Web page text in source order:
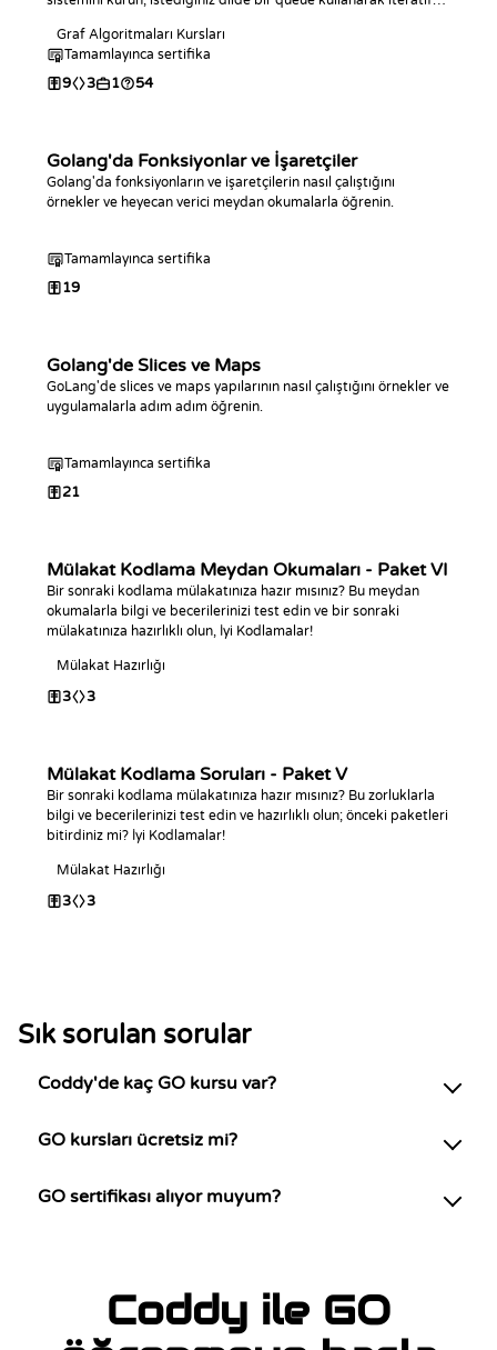
mesafelerini bulmak için kullanın.
Graf Algoritmaları Kursları
Tamamlayınca sertifika
9 3 1 54
Golang'da Fonksiyonlar ve İşaretçiler
Golang'da fonksiyonların ve işaretçilerin nasıl çalıştığını
örnekler ve heyecan verici meydan okumalarla öğrenin.
Tamamlayınca sertifika
19
Golang'de Slices ve Maps
GoLang'de slices ve maps yapılarının nasıl çalıştığını örnekler ve
uygulamalarla adım adım öğrenin.
Tamamlayınca sertifika
21
Mülakat Kodlama Meydan Okumaları - Paket VI
Bir sonraki kodlama mülakatınıza hazır mısınız? Bu meydan
okumalarla bilgi ve becerilerinizi test edin ve bir sonraki
mülakatınıza hazırlıklı olun, İyi Kodlamalar!
Mülakat Hazırlığı
3 3
Mülakat Kodlama Soruları - Paket V
Bir sonraki kodlama mülakatınıza hazır mısınız? Bu zorluklarla
bilgi ve becerilerinizi test edin ve hazırlıklı olun; önceki paketleri
bitirdiniz mi? İyi Kodlamalar!
Mülakat Hazırlığı
3 3
Sık sorulan sorular
Coddy'de kaç GO kursu var?
GO kursları ücretsiz mi?
GO sertifikası alıyor muyum?
Coddy ile GO